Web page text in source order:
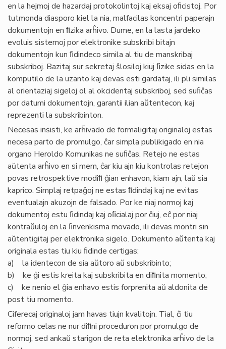
en la hejmoj de hazardaj protokolintoj kaj eksaj oﬁcistoj. Por
tutmonda diasporo kiel la nia, malfacilas koncentri paperajn
dokumentojn en ﬁzika arĥivo. Dume, en la lasta jardeko
evoluis sistemoj por elektronike subskribi bitajn
dokumentojn kun ﬁdindeco simila al tiu de manskribaj
subskriboj. Bazitaj sur sekretaj ŝlosiloj kiuj ﬁzike sidas en la
komputilo de la uzanto kaj devas esti gardataj, ili pli similas
al orientaziaj sigeloj ol al okcidentaj subskriboj, sed suﬁĉas
por datumi dokumentojn, garantii ilian aŭtentecon, kaj
reprezenti la subskribinton.
Necesas insisti, ke arĥivado de formaligitaj originaloj estas
necesa parto de promulgo, ĉar simpla publikigado en nia
organo Heroldo Komunikas ne suﬁĉas. Retejo ne estas
aŭtenta arĥivo en si mem, ĉar kiu ajn kiu kontrolas retejon
povas retrospektive modiﬁ ĝian enhavon, kiam ajn, laŭ sia
kaprico. Simplaj retpaĝoj ne estas ﬁdindaj kaj ne evitas
eventualajn akuzojn de falsado. Por ke niaj normoj kaj
dokumentoj estu ﬁdindaj kaj oﬁcialaj por ĉiuj, eĉ por niaj
kontraŭuloj en la ﬁnvenkisma movado, ili devas montri sin
aŭtentigitaj per elektronika sigelo. Dokumento aŭtenta kaj
originala estas tiu kiu ﬁdinde certigas:
a) la identecon de sia aŭtoro aŭ subskribinto;
b) ke ĝi estis kreita kaj subskribita en diﬁnita momento;
c) ke nenio el ĝia enhavo estis forprenita aŭ aldonita de
post tiu momento.
Ciferecaj originaloj jam havas tiujn kvalitojn. Tial, ĉi tiu
reformo celas ne nur diﬁni proceduron por promulgo de
normoj, sed ankaŭ starigon de reta elektronika arĥivo de la